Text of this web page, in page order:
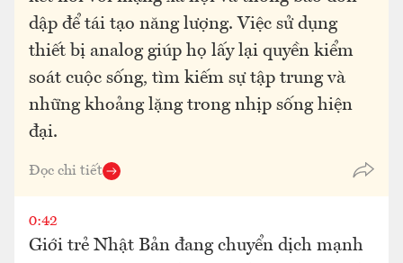
dập để tái tạo năng lượng. Việc sử dụng
thiết bị analog giúp họ lấy lại quyền kiểm
soát cuộc sống, tìm kiếm sự tập trung và
những khoảng lặng trong nhịp sống hiện
đại.
Đọc chi tiết
0:42
Giới trẻ Nhật Bản đang chuyển dịch mạnh